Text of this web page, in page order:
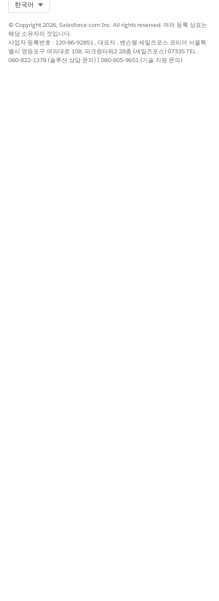
아니요
한국어
© Copyright 2026, Salesforce.com Inc. All rights reserved. 여러 등록 상표는
해당 소유자의 것입니다.
사업자 등록번호 : 120-86-92851 , 대표자 : 벤슨웡 세일즈포스 코리아 서울특
별시 영등포구 여의대로 108, 파크원타워2 28층 (세일즈포스) 07335 TEL :
080-822-1378 (솔루션 상담 문의) | 080-805-9651 (기술 지원 문의)